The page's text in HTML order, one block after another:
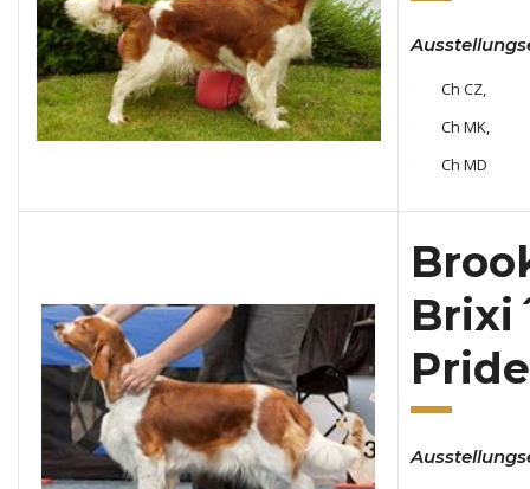
Ch CZ,
Ch MK,
Ch MD
Pride